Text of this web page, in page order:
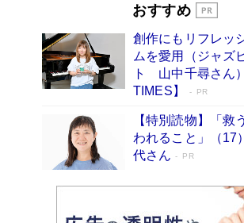
「『火垂るの墓』は、大嘘である」
続けた“自責の念”とは…「自己憐憫
い」監督が徹底的にこだわったこ
戦争の記憶
Book Bang
おすすめ
創作にもリフレッ
ムを愛用（ジャズ
ト 山中千尋さん
TIMES】
PR
【特別読物】「救
われること」（
代さん
PR